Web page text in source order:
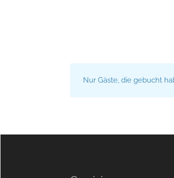
Nur Gäste, die gebucht